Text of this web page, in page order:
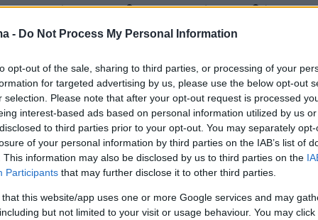
- Do Not Process My Personal Information
opt-out of the sale, sharing to third parties, or processing of your
for targeted advertising by us, please use the below opt-out
selection. Please note that after your opt-out request is processed
interest-based ads based on personal information utilized by us
to third parties prior to your opt-out. You may separately
of your personal information by third parties on the IAB’s list of
This information may also be disclosed by us to third parties on the
Participants that may further disclose it to other third parties.
that this website/app uses one or more Google services and may
but not limited to your visit or usage behaviour. You may
και απόπειρα ανθρωποκτονίας εις βάρος
στον Άγιο Δημήτριο, σύμφωνα με τις ίδιες
τη διάρκεια άδειας και το 2017 έκλεψε
μέσα στο οποίο υπήρχε αστυνομικός της
33χρονος φέρεται να σχετίζεται με
πριν μέρες έπεσε θύμα απόπειρας
στα Άνω Λιόσια, σύμφωνα με
που συνελήφθη έχει απασχολήσει τις